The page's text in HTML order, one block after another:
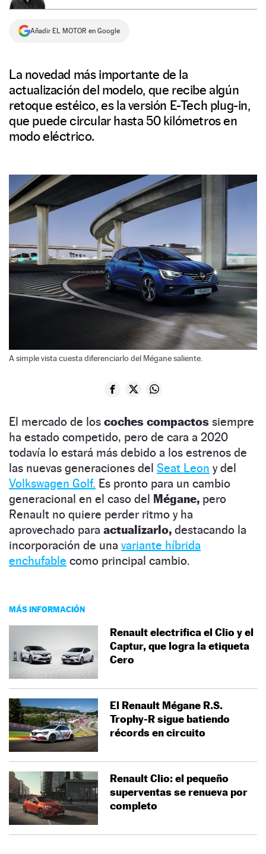
Añadir EL MOTOR en Google
La novedad más importante de la
actualización del modelo, que recibe algún
retoque estéico, es la versión E-Tech plug-in,
que puede circular hasta 50 kilómetros en
modo eléctrico.
A simple vista cuesta diferenciarlo del Mégane saliente.
El mercado de los coches compactos siempre
ha estado competido, pero de cara a 2020
todavía lo estará más debido a los estrenos de
las nuevas generaciones del Seat Leon y del
Volkswagen Golf. Es pronto para un cambio
generacional en el caso del Mégane, pero
Renault no quiere perder ritmo y ha
aprovechado para actualizarlo, destacando la
incorporación de una variante híbrida
enchufable como principal cambio.
MÁS INFORMACIÓN
Renault electrifica el Clio y el
Captur, que logra la etiqueta
Cero
El Renault Mégane R.S.
Trophy-R sigue batiendo
récords en circuito
Renault Clio: el pequeño
superventas se renueva por
completo